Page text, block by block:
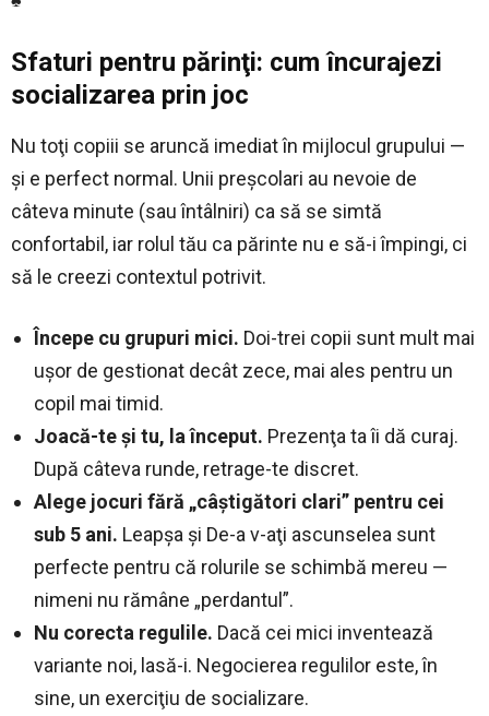
Sfaturi pentru părinţi: cum încurajezi
socializarea prin joc
Nu toţi copiii se aruncă imediat în mijlocul grupului —
şi e perfect normal. Unii preşcolari au nevoie de
câteva minute (sau întâlniri) ca să se simtă
confortabil, iar rolul tău ca părinte nu e să-i împingi, ci
să le creezi contextul potrivit.
Începe cu grupuri mici. Doi-trei copii sunt mult mai
uşor de gestionat decât zece, mai ales pentru un
copil mai timid.
Joacă-te şi tu, la început. Prezenţa ta îi dă curaj.
După câteva runde, retrage-te discret.
Alege jocuri fără „câştigători clari” pentru cei
sub 5 ani. Leapşa şi De-a v-aţi ascunselea sunt
perfecte pentru că rolurile se schimbă mereu —
nimeni nu rămâne „perdantul”.
Nu corecta regulile. Dacă cei mici inventează
variante noi, lasă-i. Negocierea regulilor este, în
sine, un exerciţiu de socializare.